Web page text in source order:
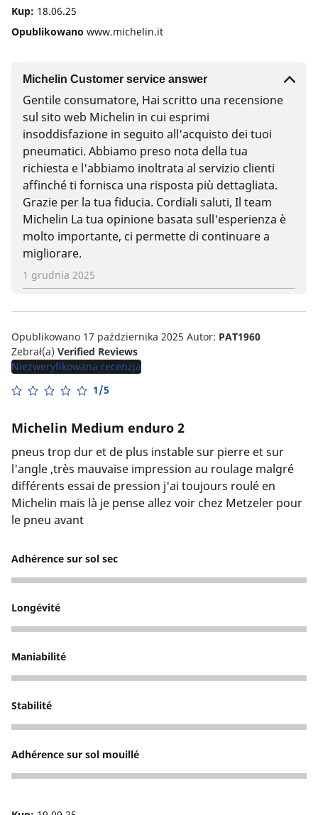
Kup: 18.06.25
Opublikowano www.michelin.it
Michelin Customer service answer
Gentile consumatore, Hai scritto una recensione
sul sito web Michelin in cui esprimi
insoddisfazione in seguito all'acquisto dei tuoi
pneumatici. Abbiamo preso nota della tua
richiesta e l'abbiamo inoltrata al servizio clienti
affinché ti fornisca una risposta più dettagliata.
Grazie per la tua fiducia. Cordiali saluti, Il team
Michelin La tua opinione basata sull'esperienza è
molto importante, ci permette di continuare a
migliorare.
1 grudnia 2025
Opublikowano 17 października 2025 Autor: PAT1960
Zebrał(a) Verified Reviews
Niezweryfikowana recenzja
1/5
Michelin Medium enduro 2
pneus trop dur et de plus instable sur pierre et sur
l'angle ,très mauvaise impression au roulage malgré
différents essai de pression j'ai toujours roulé en
Michelin mais là je pense allez voir chez Metzeler pour
le pneu avant
Adhérence sur sol sec
2
Longévité
2
Maniabilité
2
Stabilité
2
Adhérence sur sol mouillé
1